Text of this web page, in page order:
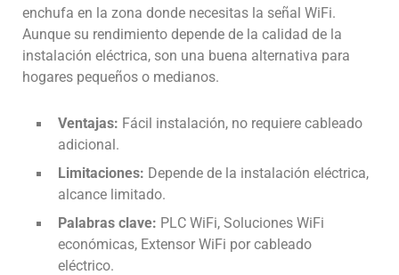
enchufa en la zona donde necesitas la señal WiFi.
Aunque su rendimiento depende de la calidad de la
instalación eléctrica, son una buena alternativa para
hogares pequeños o medianos.
Ventajas: Fácil instalación, no requiere cableado
adicional.
Limitaciones: Depende de la instalación eléctrica,
alcance limitado.
Palabras clave: PLC WiFi, Soluciones WiFi
económicas, Extensor WiFi por cableado
eléctrico.